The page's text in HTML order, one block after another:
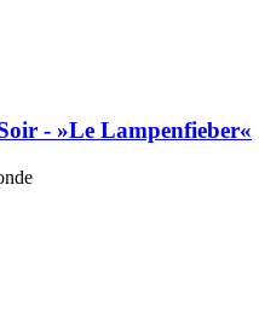
- »Le Lampenfieber«